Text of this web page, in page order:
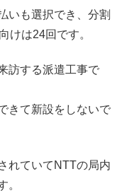
いも選択でき、分割
けは24回です。
訪する派遣工事で
きて新設をしないで
れていてNTTの局内
。